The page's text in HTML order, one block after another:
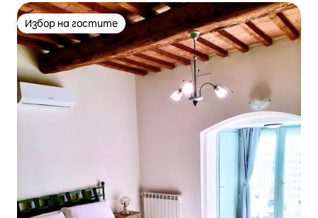
Избор на гостите
Избор на гостите